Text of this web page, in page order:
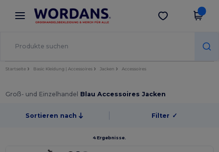
× Wordans App
Bessere Preise in der App!
App holen
Startseite Basic Kleidung | Accessoires Jacken Accessoires
Groß- und Einzelhandel Blau Accessoires Jacken
Sortieren nach Filter ✓
4 Ergebnisse.